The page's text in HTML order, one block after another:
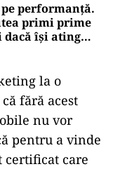
performanță.
primi prime
își ating
la o
fără acest
nu vor
pentru a vinde
certificat care